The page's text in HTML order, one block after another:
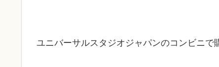
ユニバーサルスタジオジャパンのコンビニで